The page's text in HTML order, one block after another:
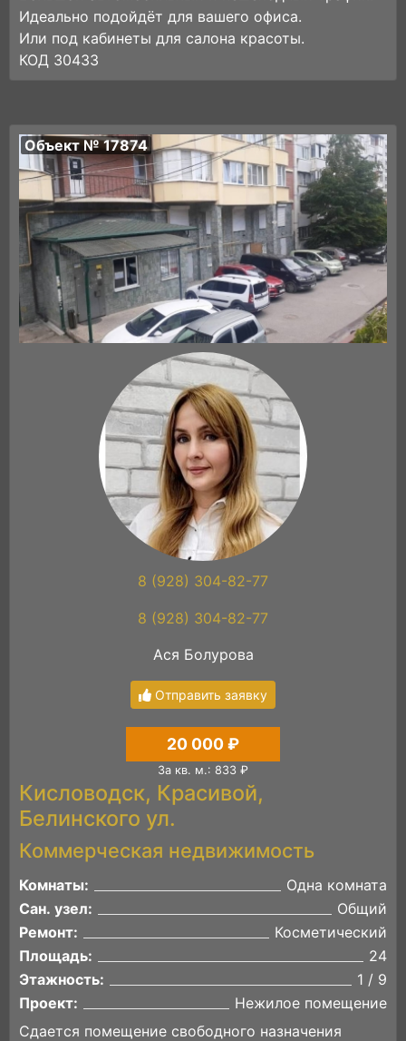
Идеально подойдёт для вашего офиса.
Или под кабинеты для салона красоты.
КОД 30433
Объект № 17874
8 (928) 304-82-77
8 (928) 304-82-77
Ася Болурова
Отправить заявку
20 000 ₽
За кв. м.: 833 ₽
Кисловодск, Красивой,
Белинского ул.
Коммерческая недвижимость
Комнаты:
Одна комната
Сан. узел:
Общий
Ремонт:
Косметический
Площадь:
24
Этажность:
1 / 9
Проект:
Нежилое помещение
Сдается помещение свободного назначения